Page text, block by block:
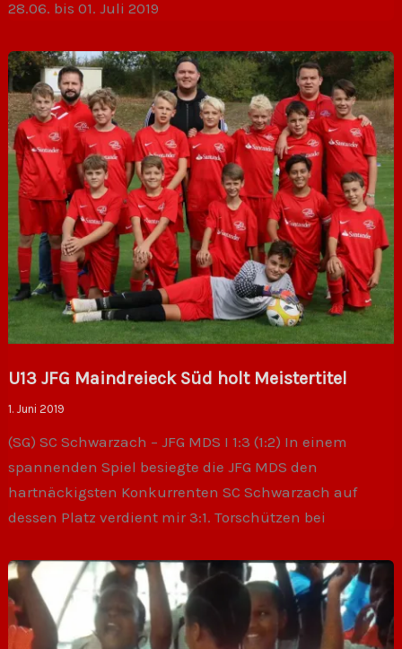
28.06. bis 01. Juli 2019
U13 JFG Maindreieck Süd holt Meistertitel
1. Juni 2019
(SG) SC Schwarzach – JFG MDS I 1:3 (1:2) In einem
spannenden Spiel besiegte die JFG MDS den
hartnäckigsten Konkurrenten SC Schwarzach auf
dessen Platz verdient mir 3:1. Torschützen bei